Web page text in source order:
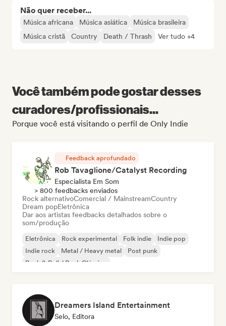
Não quer receber...
Música africana Música asiática
Música brasileira
Música cristã
Country Death / Thrash Ver tudo +4
Você também pode gostar desses
curadores/profissionais...
Porque você está visitando o perfil de Only Indie
Feedback aprofundado
Rob Tavaglione/Catalyst Recording
Especialista Em Som
> 800 feedbacks enviados
Rock alternativoComercial / MainstreamCountry
Dream popEletrônica
Dar aos artistas feedbacks detalhados sobre o
som/produção
Eletrônica Rock experimental Folk indie
Indie pop
Indie rock
Metal / Heavy metal
Post punk
Rock & Roll / Rock Clássico
Dreamers Island Entertainment
Selo, Editora